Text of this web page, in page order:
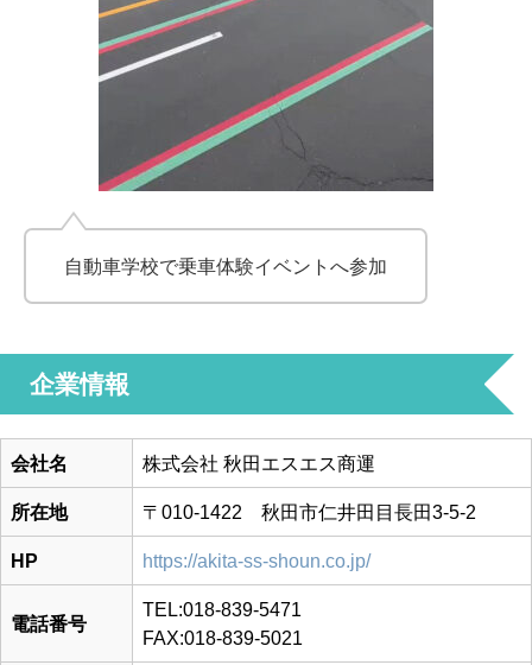
自動車学校で乗車体験イベントへ参加
企業情報
会社名 株式会社 秋田エスエス商運
所在地 〒010-1422 秋田市仁井田目長田3-5-2
HP https://akita-ss-shoun.co.jp/
電話番号
TEL:018-839-5471
FAX:018-839-5021